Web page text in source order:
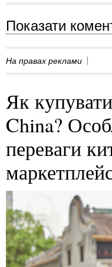
Показати
На правах реклами
Як
China?
переваги